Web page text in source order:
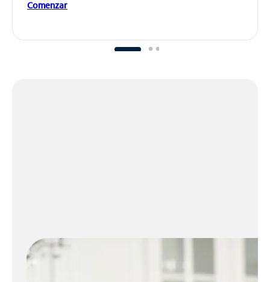
Comenzar